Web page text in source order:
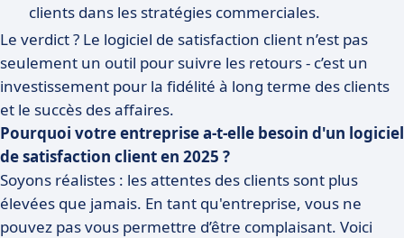
clients dans les stratégies commerciales.
Le verdict ? Le logiciel de satisfaction client n’est pas
seulement un outil pour suivre les retours - c’est un
investissement pour la fidélité à long terme des clients
et le succès des affaires.
Pourquoi votre entreprise a-t-elle besoin d'un logiciel
de satisfaction client en 2025 ?
Soyons réalistes : les attentes des clients sont plus
élevées que jamais. En tant qu'entreprise, vous ne
pouvez pas vous permettre d’être complaisant. Voici